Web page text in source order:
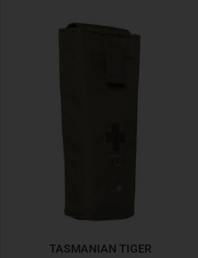
TASMANIAN TIGER